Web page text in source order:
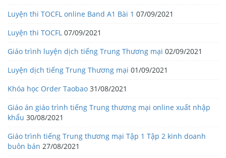
Luyện thi TOCFL online Band A1 Bài 1 07/09/2021
Luyện thi TOCFL 07/09/2021
Giáo trình luyện dịch tiếng Trung Thương mại 02/09/2021
Luyện dịch tiếng Trung Thương mại 01/09/2021
Khóa học Order Taobao 31/08/2021
Giáo án giáo trình tiếng Trung thương mại online xuất nhập
khẩu 30/08/2021
Giáo trình tiếng Trung thương mại Tập 1 Tập 2 kinh doanh
buôn bán 27/08/2021